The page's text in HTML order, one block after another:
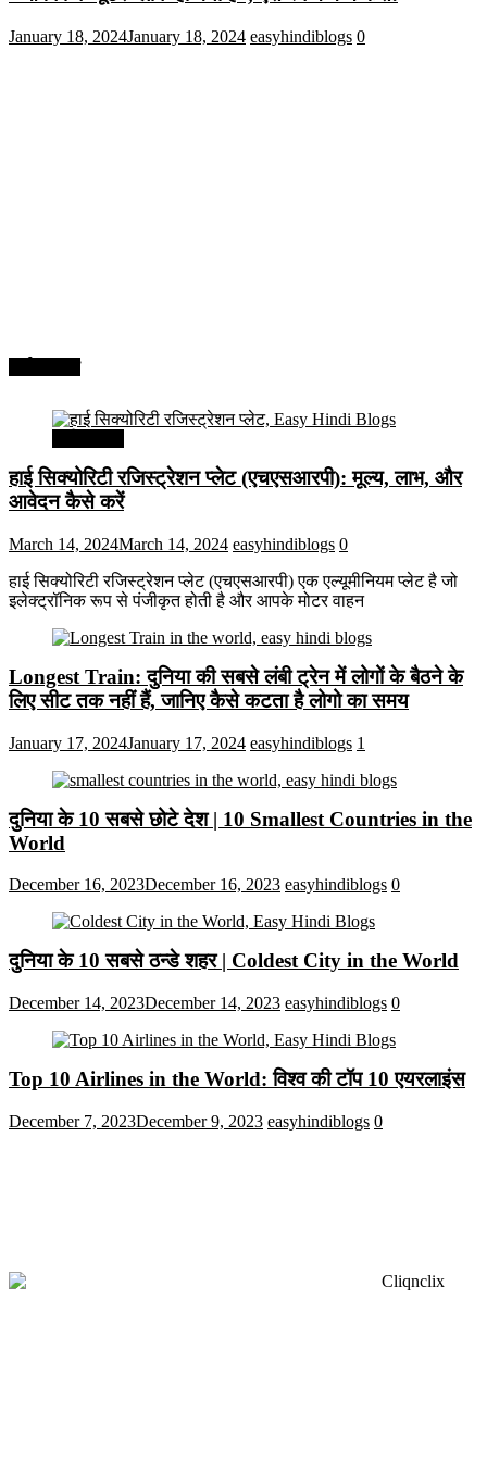
January 18, 2024January 18, 2024 easyhindiblogs 0
हाई सिक्योरिटी रजिस्ट्रेशन प्लेट (एचएसआरपी): मूल्य, लाभ, और
आवेदन कैसे करें
March 14, 2024March 14, 2024 easyhindiblogs 0
हाई सिक्योरिटी रजिस्ट्रेशन प्लेट (एचएसआरपी) एक एल्यूमीनियम प्लेट है जो
इलेक्ट्रॉनिक रूप से पंजीकृत होती है और आपके मोटर वाहन
Longest Train: दुनिया की सबसे लंबी ट्रेन में लोगों के बैठने के
लिए सीट तक ​​नहीं हैं, जानिए कैसे कटता है लोगो का समय
January 17, 2024January 17, 2024 easyhindiblogs 1
दुनिया के 10 सबसे छोटे देश | 10 Smallest Countries in the
World
December 16, 2023December 16, 2023 easyhindiblogs 0
दुनिया के 10 सबसे ठन्डे शहर | Coldest City in the World
December 14, 2023December 14, 2023 easyhindiblogs 0
Top 10 Airlines in the World: विश्व की टॉप 10 एयरलाइंस
December 7, 2023December 9, 2023 easyhindiblogs 0